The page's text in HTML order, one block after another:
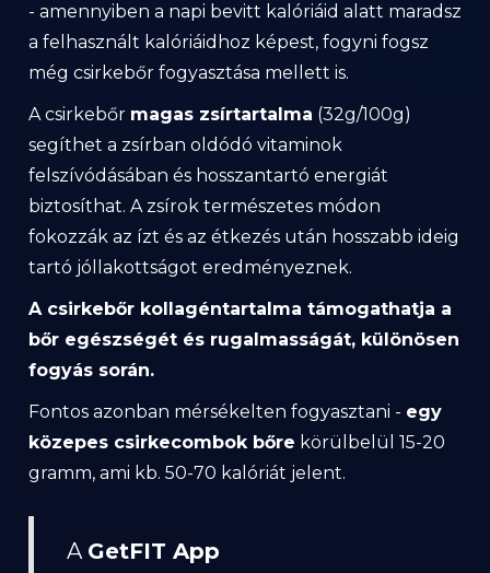
- amennyiben a napi bevitt kalóriáid alatt maradsz
a felhasznált kalóriáidhoz képest, fogyni fogsz
még csirkebőr fogyasztása mellett is.
A csirkebőr magas zsírtartalma (32g/100g)
segíthet a zsírban oldódó vitaminok
felszívódásában és hosszantartó energiát
biztosíthat. A zsírok természetes módon
fokozzák az ízt és az étkezés után hosszabb ideig
tartó jóllakottságot eredményeznek.
A csirkebőr kollagéntartalma támogathatja a
bőr egészségét és rugalmasságát, különösen
fogyás során.
Fontos azonban mérsékelten fogyasztani - egy
közepes csirkecombok bőre körülbelül 15-20
gramm, ami kb. 50-70 kalóriát jelent.
A GetFIT App